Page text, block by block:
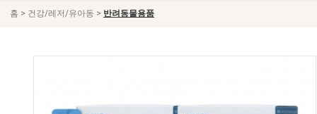
홈 > 건강/레저/유아동 > 반려동물용품